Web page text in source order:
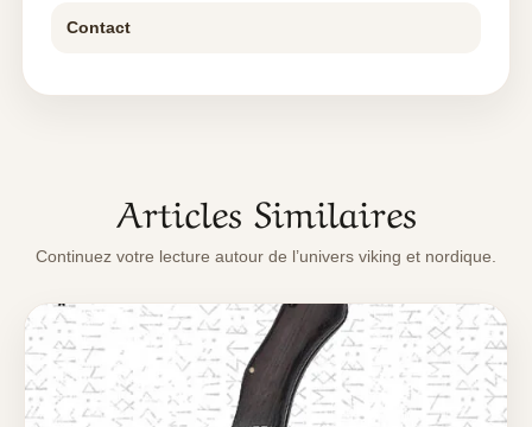
Contact
Articles Similaires
Continuez votre lecture autour de l’univers viking et nordique.